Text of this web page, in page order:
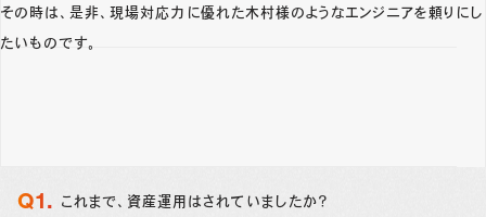
その時は、是非、現場対応力に優れた木村様のようなエンジニアを頼りにし
たいものです。
これまで、資産運用はされていましたか？